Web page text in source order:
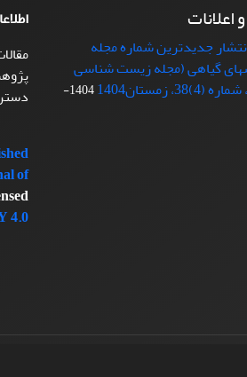
اعلانات
جدیدترین شماره مجله
گیاهی (مجله زیست شناسی
زمستان1404
1404-
of
4.0